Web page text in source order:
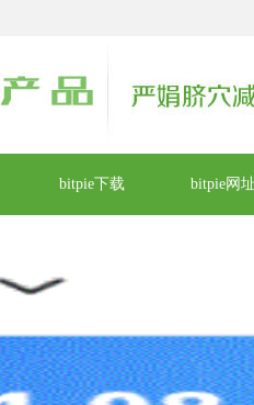
bitpie下载 bitpie网